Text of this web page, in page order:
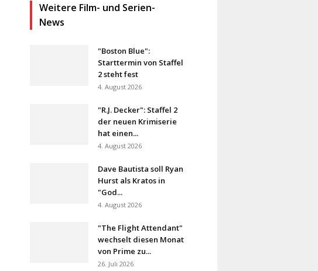
Weitere Film- und Serien-
News
"Boston Blue":
Starttermin von Staffel
2 steht fest
4. August 2026
"R.J. Decker": Staffel 2
der neuen Krimiserie
hat einen...
4. August 2026
Dave Bautista soll Ryan
Hurst als Kratos in
"God...
4. August 2026
"The Flight Attendant"
wechselt diesen Monat
von Prime zu...
26. Juli 2026